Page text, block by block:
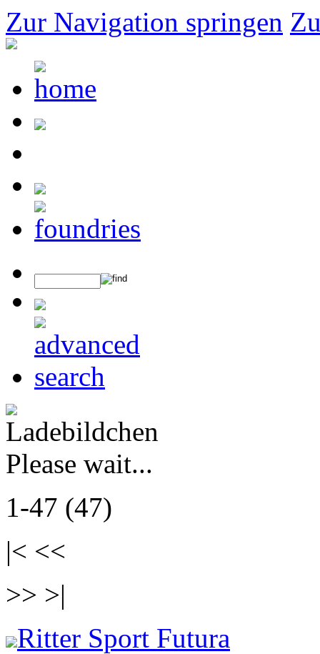
Zur Navigation springen
Please wait...
1-47 (47)
|< <<
>> >|
Ritter Sport Futura